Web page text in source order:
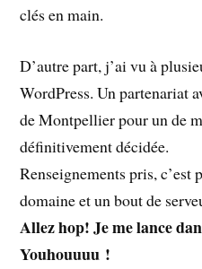
clés en main.
D’autre part, j’ai vu à
WordPress. Un partenariat
de Montpellier pour un de
définitivement décidée.
Renseignements pris, c’est
domaine et un bout de
Allez hop! Je me lance
Youhouuuu !